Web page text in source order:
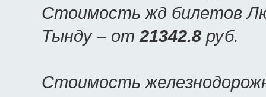
Стоимость жд билетов
Тынду – от21342.8 руб.
Стоимость